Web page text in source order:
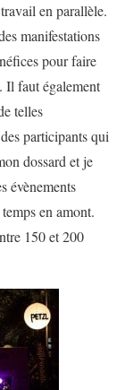
en parallèle.
manifestations
pour faire
Il faut également
telles
participants qui
dossard et je
évènements
en amont.
150 et 200